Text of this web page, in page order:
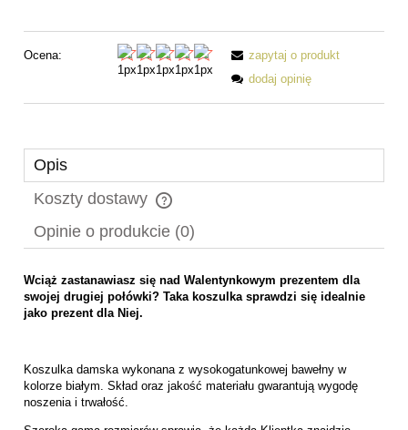
Ocena:
zapytaj o produkt
dodaj opinię
Opis
Koszty dostawy
Cena nie zawiera ewentualnych kosztów płatności
Opinie o produkcie (0)
Wciąż zastanawiasz się nad Walentynkowym prezentem dla
swojej drugiej połówki? Taka koszulka sprawdzi się idealnie
jako prezent dla Niej.
Koszulka damska wykonana z wysokogatunkowej bawełny w
kolorze białym. Skład oraz jakość materiału gwarantują wygodę
noszenia i trwałość.